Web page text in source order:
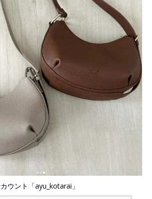
ウント「ayu_kotarai」